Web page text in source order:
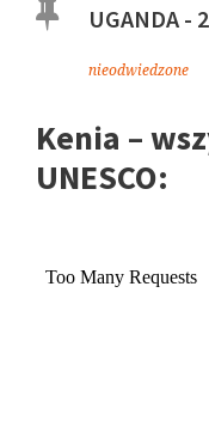
UGANDA -
nieodwiedzone
Kenia –
UNESCO: